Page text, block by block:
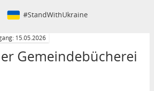
#StandWithUkraine
15.05.2026
Gemeindebücherei